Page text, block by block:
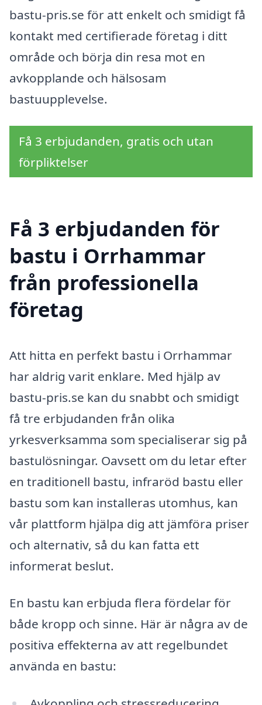
bastu-pris.se för att enkelt och smidigt få
kontakt med certifierade företag i ditt
område och börja din resa mot en
avkopplande och hälsosam
bastuupplevelse.
Få 3 erbjudanden, gratis och utan
förpliktelser
Få 3 erbjudanden för
bastu i Orrhammar
från professionella
företag
Att hitta en perfekt bastu i Orrhammar
har aldrig varit enklare. Med hjälp av
bastu-pris.se kan du snabbt och smidigt
få tre erbjudanden från olika
yrkesverksamma som specialiserar sig på
bastulösningar. Oavsett om du letar efter
en traditionell bastu, infraröd bastu eller
bastu som kan installeras utomhus, kan
vår plattform hjälpa dig att jämföra priser
och alternativ, så du kan fatta ett
informerat beslut.
En bastu kan erbjuda flera fördelar för
både kropp och sinne. Här är några av de
positiva effekterna av att regelbundet
använda en bastu: